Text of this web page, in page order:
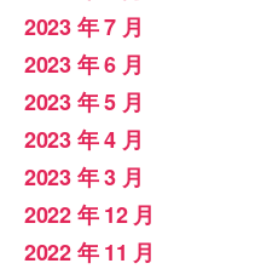
2023 年 7 月
2023 年 6 月
2023 年 5 月
2023 年 4 月
2023 年 3 月
2022 年 12 月
2022 年 11 月